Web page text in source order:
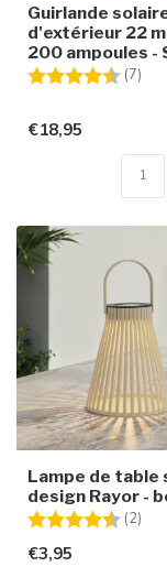
Guirlande
d'extérieur 22
200 ampoules -
Note:
(7)
€18,95
Lampe de table
design Rayor -
Note:
(2)
€3,95